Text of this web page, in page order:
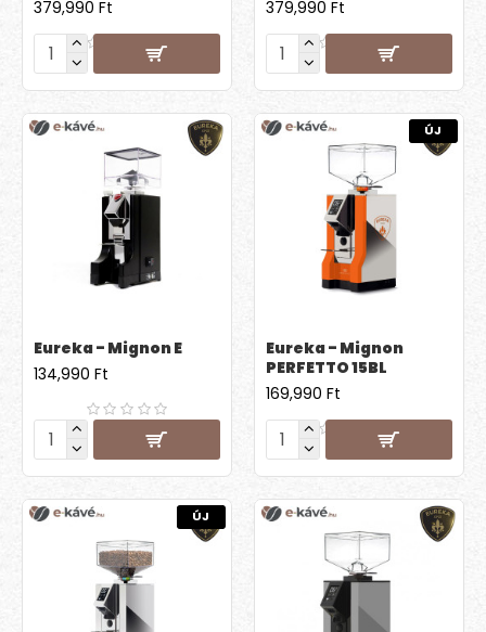
379,990 Ft
379,990 Ft
Eureka - Mignon E
134,990 Ft
ÚJ
Eureka - Mignon
PERFETTO 15BL
169,990 Ft
ÚJ